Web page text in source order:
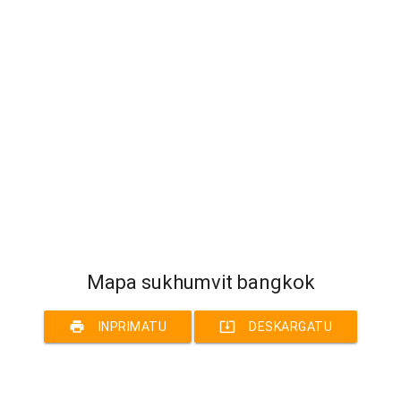
Mapa sukhumvit bangkok
print INPRIMATU system_update_alt DESKARGATU